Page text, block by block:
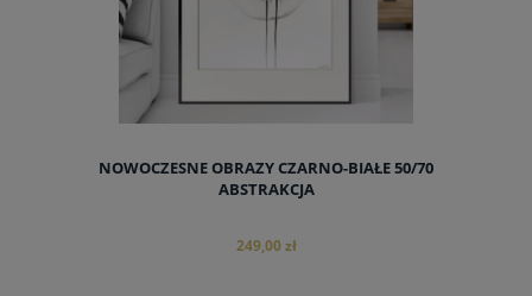
NOWOCZESNE OBRAZY CZARNO-BIAŁE 50/70
ABSTRAKCJA
249,00 zł